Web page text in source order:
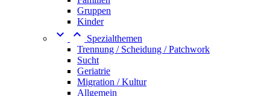
Gruppen
Kinder
 
Spezialthemen
Trennung / Scheidung / Patchwork
Sucht
Geriatrie
Migration / Kultur
Allgemein